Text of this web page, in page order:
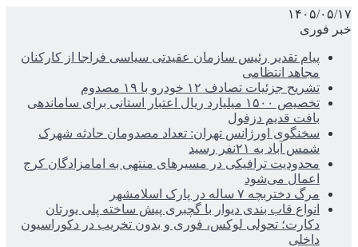
۱۴۰۵/۰۵/۱۷
خبر فوری
پیام تقدیر رئیس سازمان عقیدتی سیاسی فراجا از کارکنان
مجاهد انتظامی
تشریح جزئیات تصادف ۱۲ خودرو با ۱۹ مصدوم
تخصیص ۱۵۰۰ میلیارد ریال اعتبار استانی برای ساماندهی
بافت قدیم دزفول
سخنگوی اورژانس تهران: تعداد مصدومان حادثه شهرک
شمس آباد به ۲۱نفر رسید
محدودیت ترافیکی در مسیرهای منتهی به امامزادگان کرج
اعمال می‌شود
مرگ دختربچه ۷ ساله در پارک اسلامشهر
انواع قاب بندی دیوار با گچبری پیش ساخته پلی یورتان
دکارت؛ تحولی لوکس، فوری و بدون تخریب در دکوراسیون
داخلی